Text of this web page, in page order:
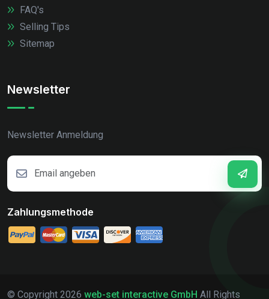
FAQ's
Selling Tips
Sitemap
Newsletter
Newsletter Anmeldung
Zahlungsmethode
© Copyright 2026 web-set interactive GmbH All Rights